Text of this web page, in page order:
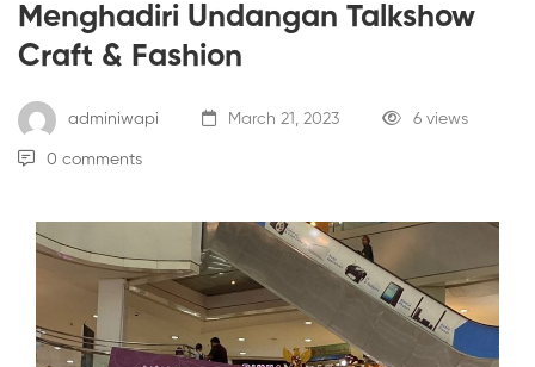
Menghadiri Undangan Talkshow
Craft & Fashion
adminiwapi March 21, 2023 6 views
0 comments